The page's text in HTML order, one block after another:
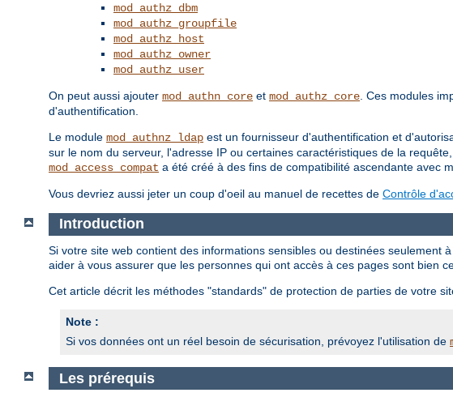
mod_authz_dbm
mod_authz_groupfile
mod_authz_host
mod_authz_owner
mod_authz_user
On peut aussi ajouter mod_authn_core et mod_authz_core . Ces modules
d'authentification.
Le module mod_authnz_ldap est un fournisseur d'authentification et
sur le nom du serveur, l'adresse IP ou certaines caractéristiques de la
mod_access_compat a été créé à des fins de compatibilité ascendante avec
Vous devriez aussi jeter un coup d'oeil au manuel de recettes de Contrôle
Introduction
Si votre site web contient des informations sensibles ou destinées
aider à vous assurer que les personnes qui ont accès à ces pages sont bien
Cet article décrit les méthodes "standards" de protection de parties de votre
Note :
Si vos données ont un réel besoin de sécurisation, prévoyez l'utilisation de
Les prérequis